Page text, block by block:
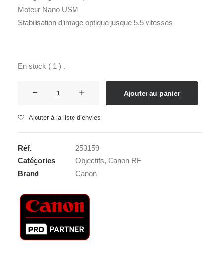
Moteur Nano USM
Stabilisation d’image optique jusque 5.5 vitesses
En stock ( 1 ) .
CANON
800
6,3-
9
USM
Ajouter au panier
Ajouter à la liste d’envies
Réf.
253159
Catégories
Objectifs, Canon RF
Brand
Canon